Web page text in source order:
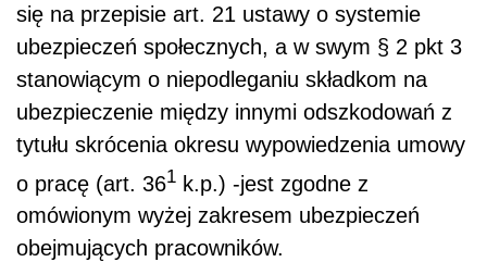
się na przepisie art. 21 ustawy o systemie
ubezpieczeń społecznych, a w swym § 2 pkt 3
stanowiącym o niepodleganiu składkom na
ubezpieczenie między innymi odszkodowań z
tytułu skrócenia okresu wypowiedzenia umowy
o pracę (art. 361 k.p.) -jest zgodne z
omówionym wyżej zakresem ubezpieczeń
obejmujących pracowników.